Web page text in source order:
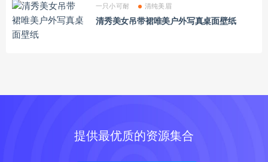
一只小可耐 清纯美眉
清秀美女吊带裙唯美户外写真桌面壁纸
提供最优质的资源集合